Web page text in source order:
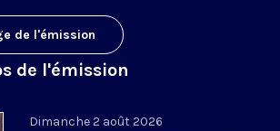
de l'émission
de l'émission
Dimanche 2 août 2026